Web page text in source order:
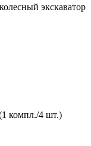
экскаватор
компл./4 шт.)